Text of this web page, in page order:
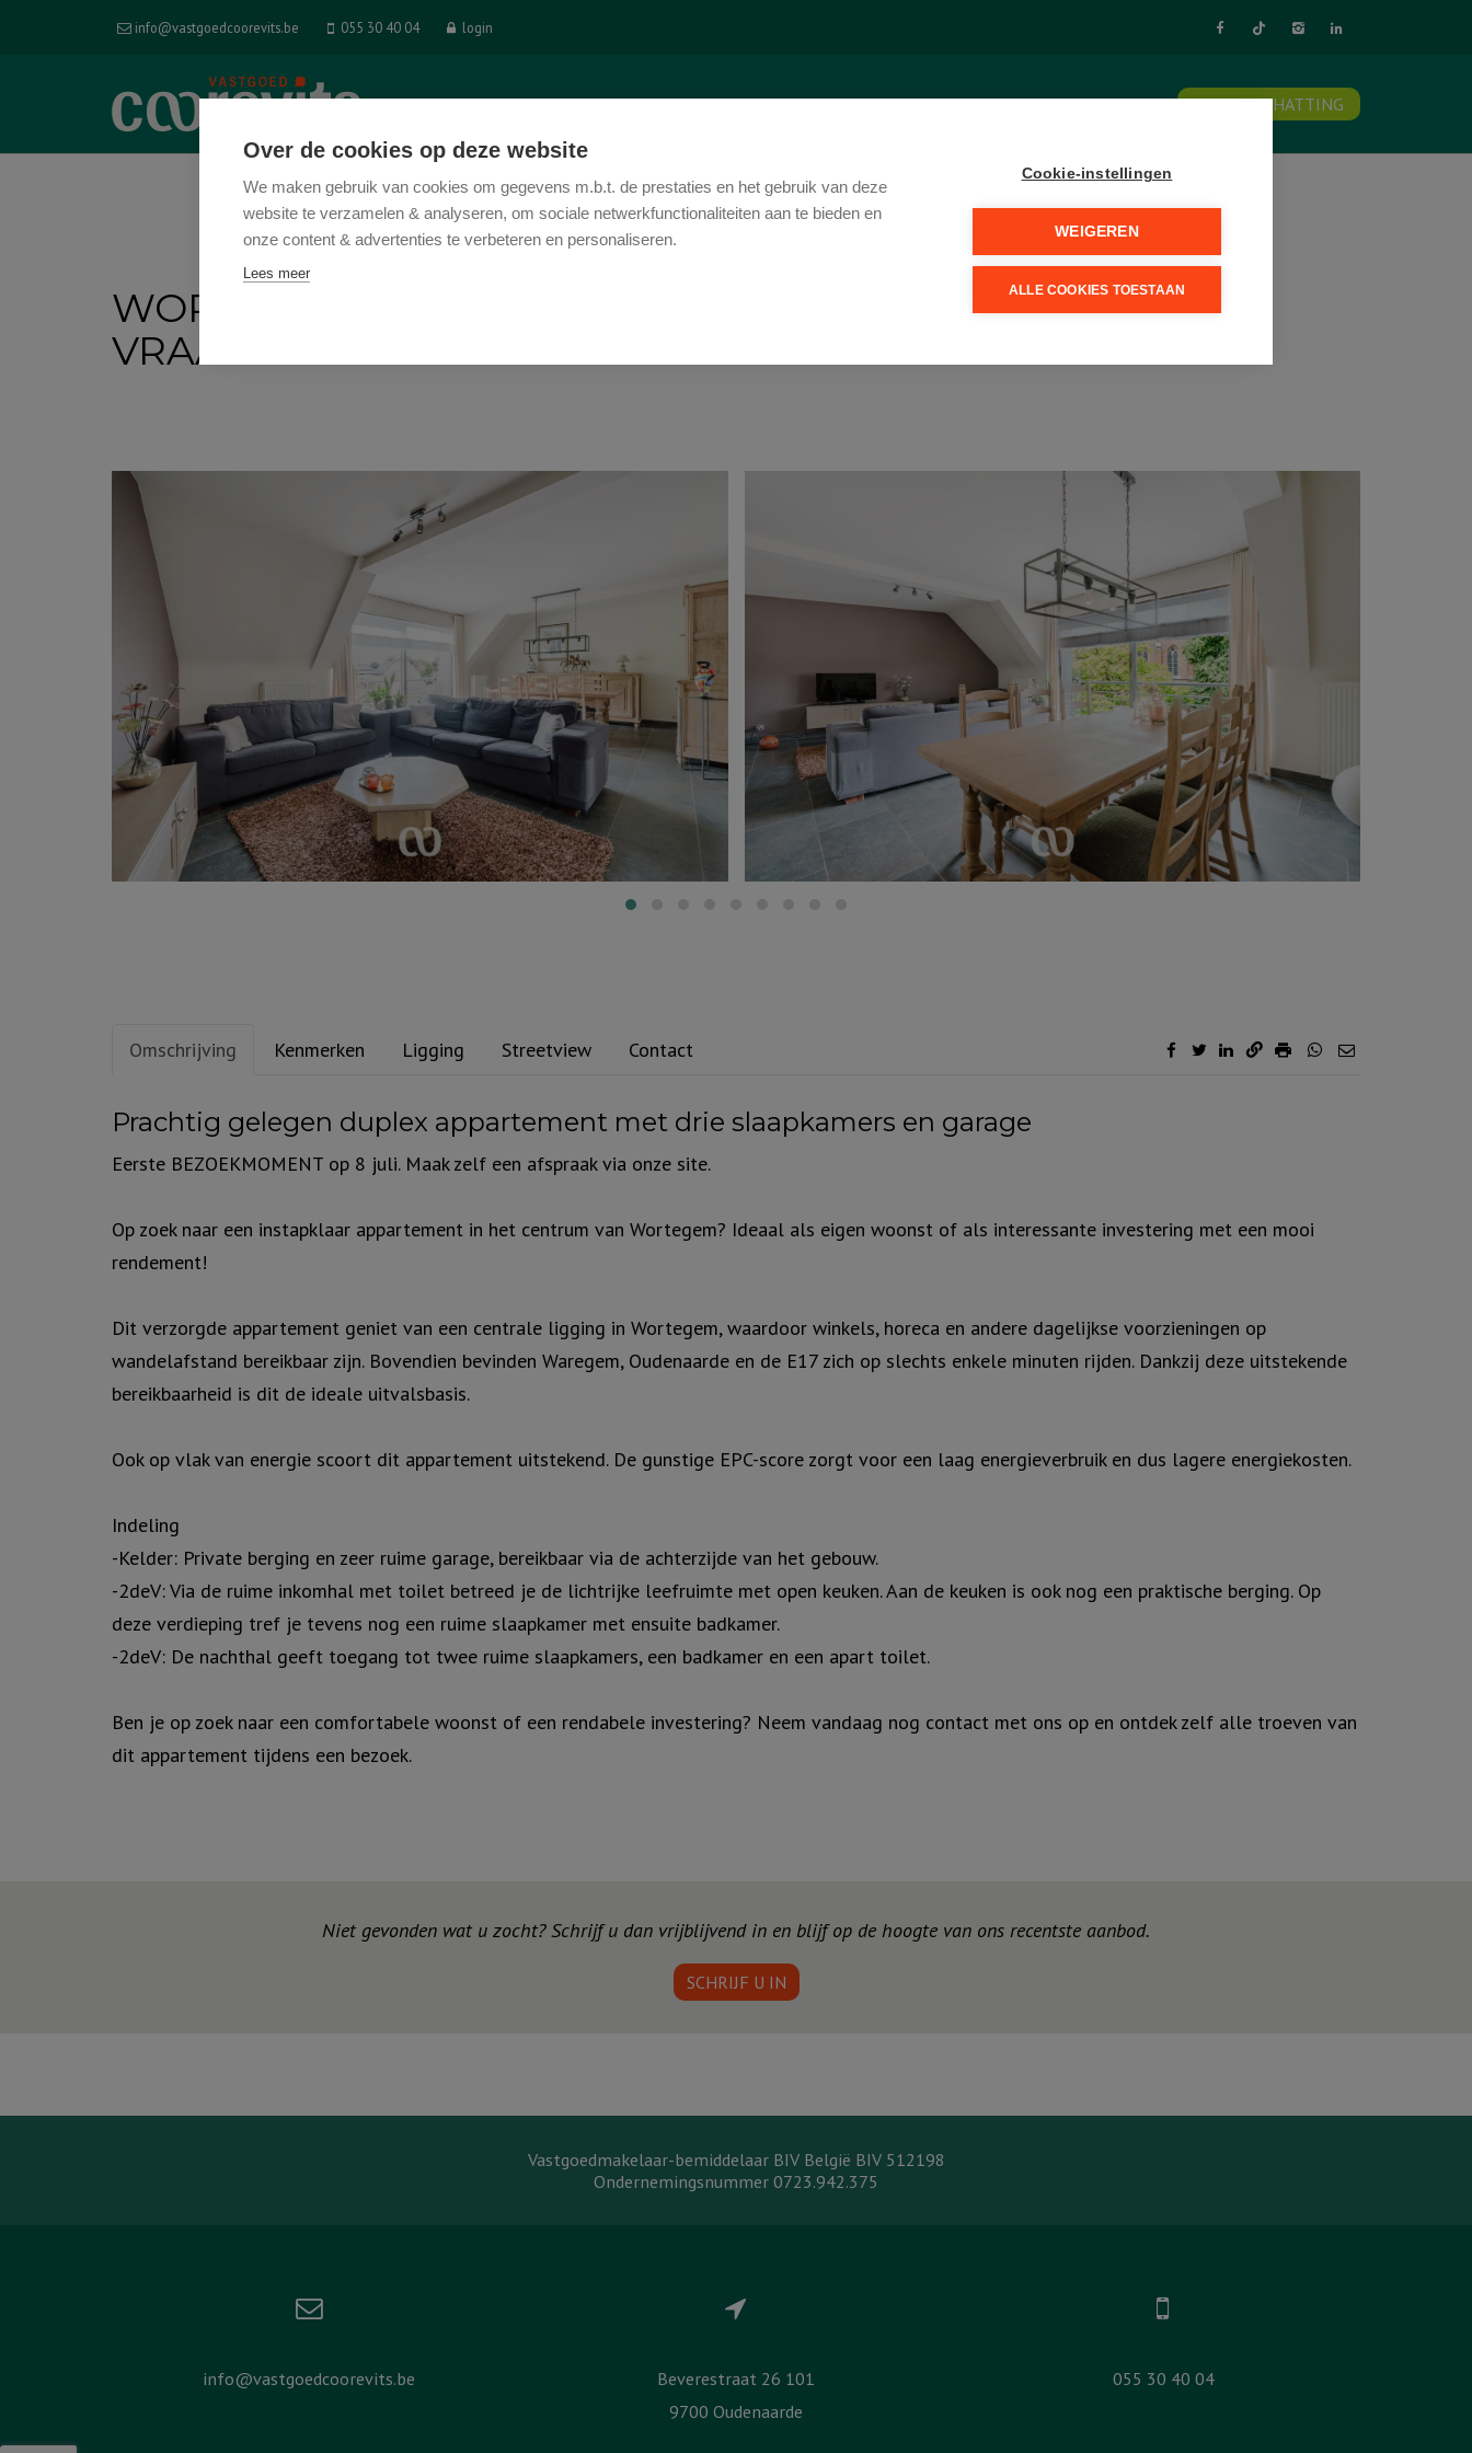
info@vastgoedcoorevits.be 055 30 40 04 login
HOME TE KOOP TE HUUR REFERENTIES KANTOOR CONTACT SCHRIJF U IN GRATIS SCHATTING
WORTEGEMPLEIN 5 / 9, 9790 WORTEGEM-PETEGEM
VRAAGPRIJS: € 300.000
Omschrijving Kenmerken Ligging Streetview Contact
Omschrijving
Prachtig gelegen duplex appartement met drie slaapkamers en garage
Eerste BEZOEKMOMENT op 8 juli. Maak zelf een afspraak via onze site.
Op zoek naar een instapklaar appartement in het centrum van Wortegem? Ideaal als eigen woonst of als interessante investering met een mooi
rendement!
Dit verzorgde appartement geniet van een centrale ligging in Wortegem, waardoor winkels, horeca en andere dagelijkse voorzieningen op
wandelafstand bereikbaar zijn. Bovendien bevinden Waregem, Oudenaarde en de E17 zich op slechts enkele minuten rijden. Dankzij deze uitstekende
bereikbaarheid is dit de ideale uitvalsbasis.
Ook op vlak van energie scoort dit appartement uitstekend. De gunstige EPC-score zorgt voor een laag energieverbruik en dus lagere energiekosten.
Indeling
-Kelder: Private berging en zeer ruime garage, bereikbaar via de achterzijde van het gebouw.
-2deV: Via de ruime inkomhal met toilet betreed je de lichtrijke leefruimte met open keuken. Aan de keuken is ook nog een praktische berging. Op
deze verdieping tref je tevens nog een ruime slaapkamer met ensuite badkamer.
-2deV: De nachthal geeft toegang tot twee ruime slaapkamers, een badkamer en een apart toilet.
Ben je op zoek naar een comfortabele woonst of een rendabele investering? Neem vandaag nog contact met ons op en ontdek zelf alle troeven van
dit appartement tijdens een bezoek.
Niet gevonden wat u zocht? Schrijf u dan vrijblijvend in en blijf op de hoogte van ons recentste aanbod.
SCHRIJF U IN
Vastgoedmakelaar-bemiddelaar BIV België BIV 512198
Ondernemingsnummer 0723.942.375
info@vastgoedcoorevits.be
Beverestraat 26 101
9700 Oudenaarde
055 30 40 04
Over de cookies op deze website
We maken gebruik van cookies om gegevens m.b.t. de prestaties en het gebruik van deze
website te verzamelen & analyseren, om sociale netwerkfunctionaliteiten aan te bieden en
onze content & advertenties te verbeteren en personaliseren.
Lees meer
Cookie-instellingen
WEIGEREN
ALLE COOKIES TOESTAAN